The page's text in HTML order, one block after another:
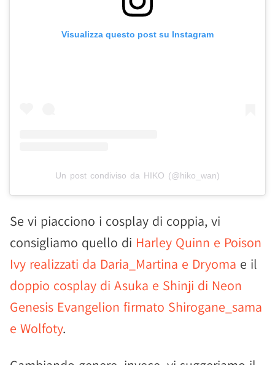
Visualizza questo post su Instagram
Un post condiviso da HIKO (@hiko_wan)
Se vi piacciono i cosplay di coppia, vi
consigliamo quello di Harley Quinn e Poison
Ivy realizzati da Daria_Martina e Dryoma e il
doppio cosplay di Asuka e Shinji di Neon
Genesis Evangelion firmato Shirogane_sama
e Wolfoty.